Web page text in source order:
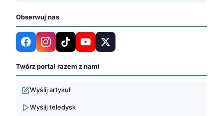
Obserwuj nas
Twórz portal razem z nami
Wyślij artykuł
Wyślij teledysk